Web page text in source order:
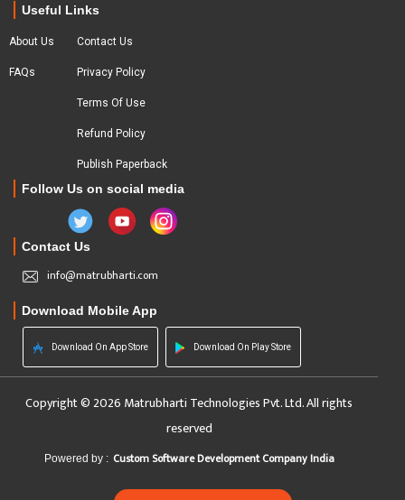
Useful Links
About Us
FAQs
Contact Us
Privacy Policy
Terms Of Use
Refund Policy
Publish Paperback
Follow Us on social media
Contact Us
info@matrubharti.com
Download Mobile App
Download On App Store Download On Play Store
Copyright © 2026 Matrubharti Technologies Pvt. Ltd. All rights
reserved
Powered by : Custom Software Development Company India